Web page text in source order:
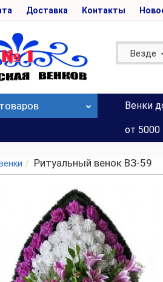
Доставка Контакты
Везде
товаров Венки
от 5000
Ритуальный венок ВЗ-59